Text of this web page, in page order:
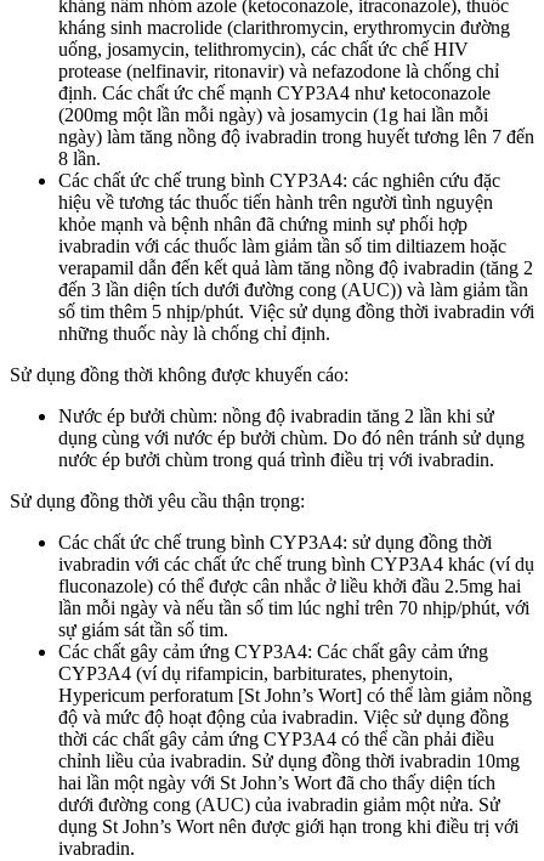
kháng nấm nhóm azole (ketoconazole, itraconazole), thuốc
kháng sinh macrolide (clarithromycin, erythromycin đường
uống, josamycin, telithromycin), các chất ức chế HIV
protease (nelfinavir, ritonavir) và nefazodone là chống chỉ
định. Các chất ức chế mạnh CYP3A4 như ketoconazole
(200mg một lần mỗi ngày) và josamycin (1g hai lần mỗi
ngày) làm tăng nồng độ ivabradin trong huyết tương lên 7 đến
8 lần.
Các chất ức chế trung bình CYP3A4: các nghiên cứu đặc
hiệu về tương tác thuốc tiến hành trên người tình nguyện
khỏe mạnh và bệnh nhân đã chứng minh sự phối hợp
ivabradin với các thuốc làm giảm tần số tim diltiazem hoặc
verapamil dẫn đến kết quả làm tăng nồng độ ivabradin (tăng 2
đến 3 lần diện tích dưới đường cong (AUC)) và làm giảm tần
số tim thêm 5 nhịp/phút. Việc sử dụng đồng thời ivabradin với
những thuốc này là chống chỉ định.
Sử dụng đồng thời không được khuyến cáo:
Nước ép bưởi chùm: nồng độ ivabradin tăng 2 lần khi sử
dụng cùng với nước ép bưởi chùm. Do đó nên tránh sử dụng
nước ép bưởi chùm trong quá trình điều trị với ivabradin.
Sử dụng đồng thời yêu cầu thận trọng:
Các chất ức chế trung bình CYP3A4: sử dụng đồng thời
ivabradin với các chất ức chế trung bình CYP3A4 khác (ví dụ
fluconazole) có thể được cân nhắc ở liều khởi đầu 2.5mg hai
lần mỗi ngày và nếu tần số tim lúc nghỉ trên 70 nhịp/phút, với
sự giám sát tần số tim.
Các chất gây cảm ứng CYP3A4: Các chất gây cảm ứng
CYP3A4 (ví dụ rifampicin, barbiturates, phenytoin,
Hypericum perforatum [St John’s Wort] có thể làm giảm nồng
độ và mức độ hoạt động của ivabradin. Việc sử dụng đồng
thời các chất gây cảm ứng CYP3A4 có thể cần phải điều
chỉnh liều của ivabradin. Sử dụng đồng thời ivabradin 10mg
hai lần một ngày với St John’s Wort đã cho thấy diện tích
dưới đường cong (AUC) của ivabradin giảm một nửa. Sử
dụng St John’s Wort nên được giới hạn trong khi điều trị với
ivabradin.